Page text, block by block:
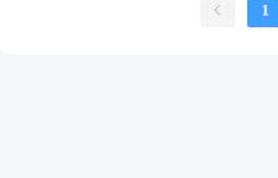
1